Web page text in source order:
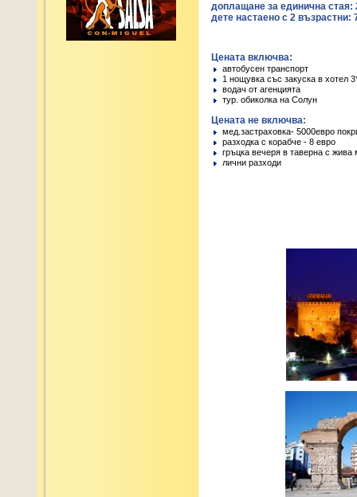
доплащане за единична стая:
дете настаено с 2 възрастни:
Цената включва:
автобусен транспорт
1 нощувка със закуска в хотел
водач от агенцията
тур. обиколка на Солун
Цената не включва:
мед.застраховка- 5000евро
разходка с корабче - 8 евро
гръцка вечеря в таверна с жива
лични разходи